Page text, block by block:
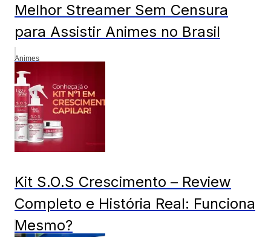
Melhor Streamer Sem Censura
para Assistir Animes no Brasil
Animes
Kit S.O.S Crescimento – Review
Completo e História Real: Funciona
Mesmo?